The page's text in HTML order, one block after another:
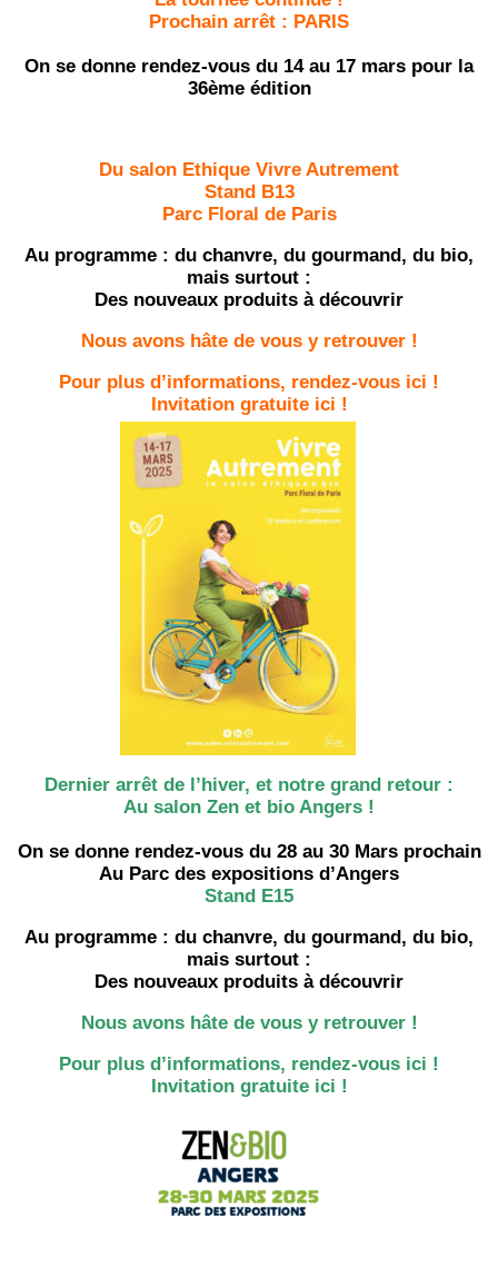
Prochain arrêt : PARIS
On se donne rendez-vous du 14 au 17 mars pour la
36ème édition
Du salon Ethique Vivre Autrement
Stand B13
Parc Floral de Paris
Au programme : du chanvre, du gourmand, du bio,
mais surtout :
Des nouveaux produits à découvrir
Nous avons hâte de vous y retrouver !
Pour plus d’informations, rendez-vous ici !
Invitation gratuite ici !
Dernier arrêt de l’hiver, et notre grand retour :
Au salon Zen et bio Angers !
On se donne rendez-vous du 28 au 30 Mars prochain
Au Parc des expositions d’Angers
Stand E15
Au programme : du chanvre, du gourmand, du bio,
mais surtout :
Des nouveaux produits à découvrir
Nous avons hâte de vous y retrouver !
Pour plus d’informations, rendez-vous ici !
Invitation gratuite ici !